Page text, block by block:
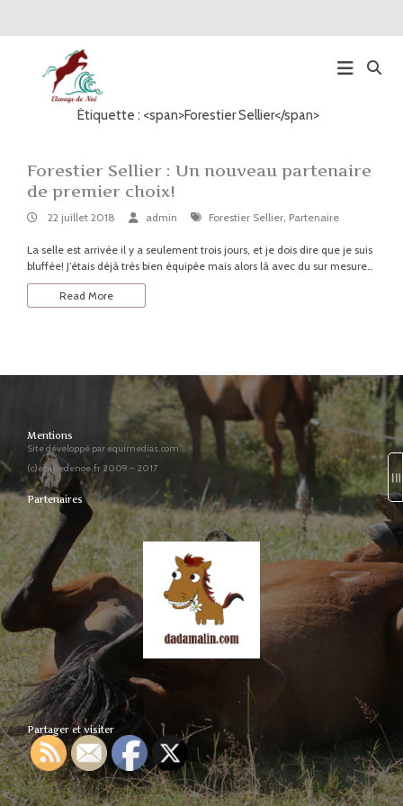
Étiquette : <span>Forestier Sellier</span>
Forestier Sellier : Un nouveau partenaire
de premier choix!
22 juillet 2018
22
admin By: admin
Forestier Sellier Partenaire
La selle est arrivée il y a seulement trois jours, et je dois dire que je suis
bluffée! J’étais déjà très bien équipée mais alors là avec du sur mesure…
Read More
Mentions
Site développé par equimedias.com
(c)ecuriedenoe.fr 2009 – 2017
Partenaires
Partager et visiter